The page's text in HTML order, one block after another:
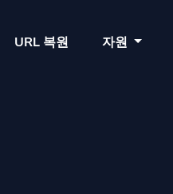
URL 복원 자원